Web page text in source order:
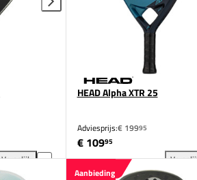
Vergelijk
HEAD Evo Speed 2025 toevoegen aan vergelijking
HEAD Alpha XTR 25
Adviesprijs:€ 19995
€ 10995
Aanbieding